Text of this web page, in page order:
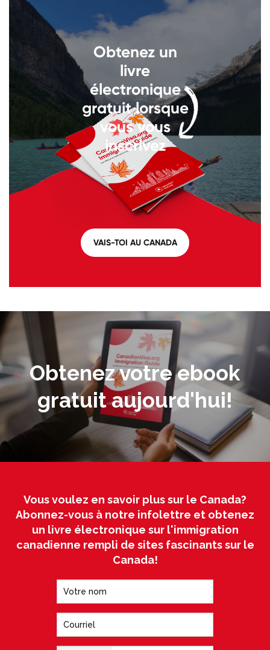
Obtenez un
livre
électronique
gratuit lorsque
vous vous
inscrivez
VAIS-TOI AU CANADA
Obtenez votre ebook
gratuit aujourd'hui!
Vous voulez en savoir plus sur le Canada?
Abonnez-vous à notre infolettre et obtenez
un livre électronique sur l'immigration
canadienne rempli de sites fascinants sur le
Canada!
Appelez-nous au
1200